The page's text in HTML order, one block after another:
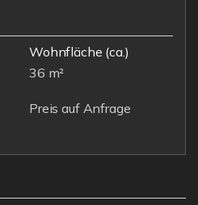
Wohnfläche (ca.)
36 m²
Preis auf Anfrage